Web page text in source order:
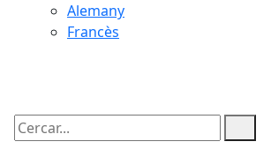
Alemany
Francès
Cercar: